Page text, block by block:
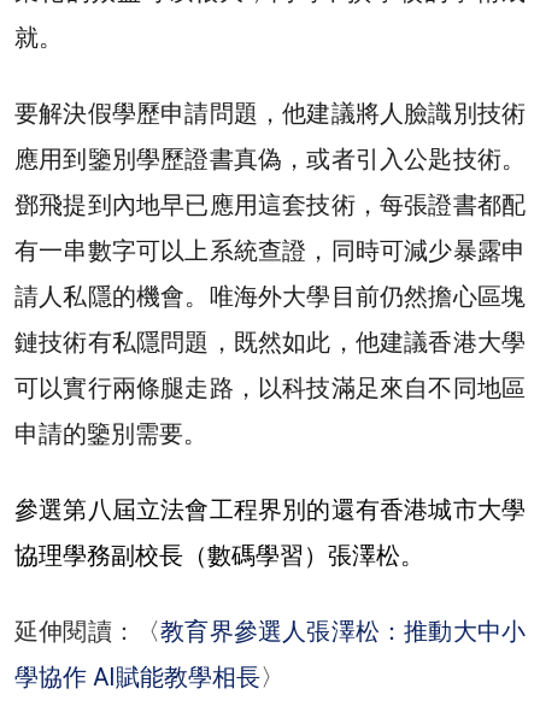
就。
要解決假學歷申請問題，他建議將人臉識別技術
應用到鑒別學歷證書真偽，或者引入公匙技術。
鄧飛提到內地早已應用這套技術，每張證書都配
有一串數字可以上系統查證，同時可減少暴露申
請人私隱的機會。唯海外大學目前仍然擔心區塊
鏈技術有私隱問題，既然如此，他建議香港大學
可以實行兩條腿走路，以科技滿足來自不同地區
申請的鑒別需要。
參選第八屆立法會工程界別的還有香港城市大學
協理學務副校長（數碼學習）張澤松。
延伸閱讀：〈教育界參選人張澤松：推動大中小
學協作 AI賦能教學相長〉